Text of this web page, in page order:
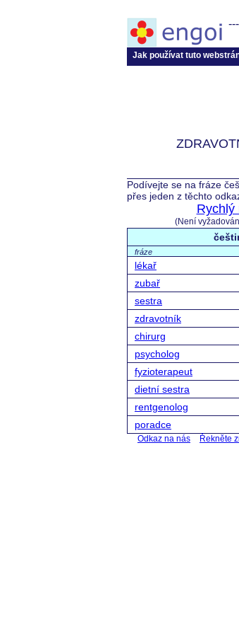
Jak používat tuto
Podívejte se na fráze
přes jeden z těchto
Rychlý
(Není
fráze
lékař
zubař
sestra
zdravotník
chirurg
psycholog
fyzioterapeut
dietní sestra
rentgenolog
poradce
Odkaz na nás Řekněte